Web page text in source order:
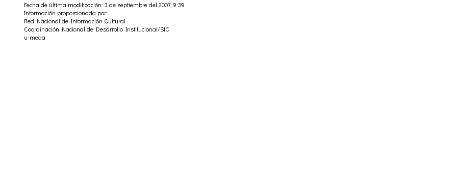
Fecha de última modificación: 3 de septiembre del 2007, 9:39
Información proporcionada por:
Red Nacional de Información Cultural
Coordinación Nacional de Desarrollo Institucional/SIC
u-meaa